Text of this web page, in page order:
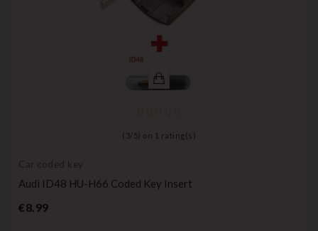
( 3/ 5) on 1 rating(s)
Car coded key
Audi ID48 HU-H66 Coded Key Insert
€8.99Price